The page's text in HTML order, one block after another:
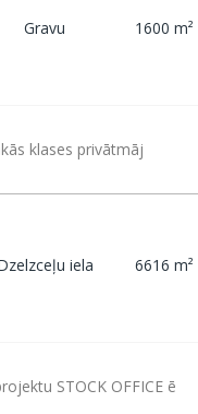
Gravu 1600 m²
klases privātmāj
iela 6616 m²
STOCK OFFICE ē